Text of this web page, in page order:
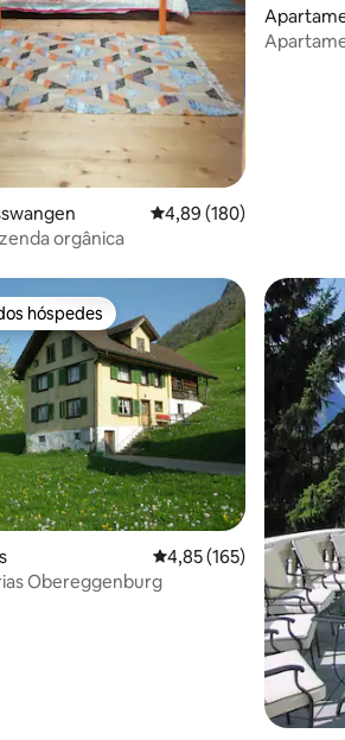
4,89 de uma avaliação
4,89 (180)
orgânica
hóspedes
hóspedes
4,85 de uma avaliação
4,85 (165)
Obereggenburg